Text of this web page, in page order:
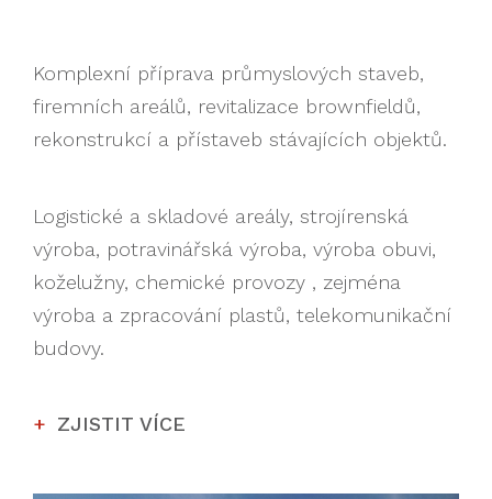
Komplexní příprava průmyslových staveb,
firemních areálů, revitalizace brownfieldů,
rekonstrukcí a přístaveb stávajících objektů.
Logistické a skladové areály, strojírenská
výroba, potravinářská výroba, výroba obuvi,
koželužny, chemické provozy , zejména
výroba a zpracování plastů, telekomunikační
budovy.
ZJISTIT VÍCE